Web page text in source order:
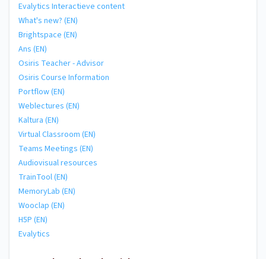
Evalytics Interactieve content
What's new? (EN)
Brightspace (EN)
Ans (EN)
Osiris Teacher - Advisor
Osiris Course Information
Portflow (EN)
Weblectures (EN)
Kaltura (EN)
Virtual Classroom (EN)
Teams Meetings (EN)
Audiovisual resources
TrainTool (EN)
MemoryLab (EN)
Wooclap (EN)
H5P (EN)
Evalytics